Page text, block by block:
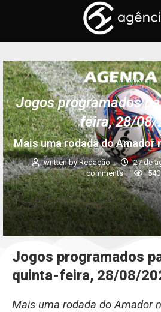
AGENDA CH
Jogos programados
feira, 28/08/
Mais uma rodada do Amador
written byRedação 27 de
comments
540
Jogos programados
quinta-feira, 28/08/
Mais uma rodada do Amador